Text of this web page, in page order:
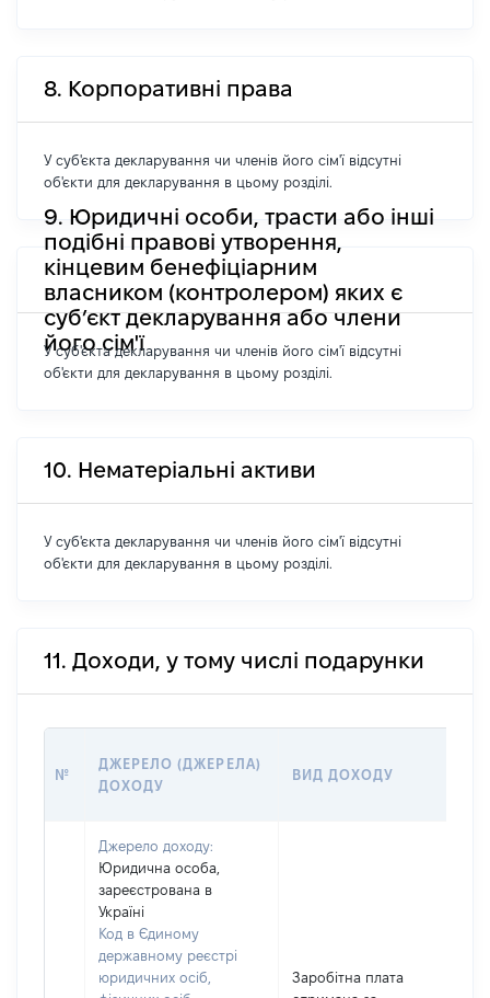
8. Корпоративні права
У суб'єкта декларування чи членів його сім'ї відсутні
об'єкти для декларування в цьому розділі.
9. Юридичні особи, трасти або інші
подібні правові утворення,
кінцевим бенефіціарним
власником (контролером) яких є
суб’єкт декларування або члени
його сім'ї
У суб'єкта декларування чи членів його сім'ї відсутні
об'єкти для декларування в цьому розділі.
10. Нематеріальні активи
У суб'єкта декларування чи членів його сім'ї відсутні
об'єкти для декларування в цьому розділі.
11. Доходи, у тому числі подарунки
№
ДЖЕРЕЛО (ДЖЕРЕЛА)
ДОХОДУ
ВИД ДОХОДУ
Джерело доходу:
Юридична особа,
зареєстрована в
Україні
Код в Єдиному
державному реєстрі
юридичних осіб,
Заробітна плата